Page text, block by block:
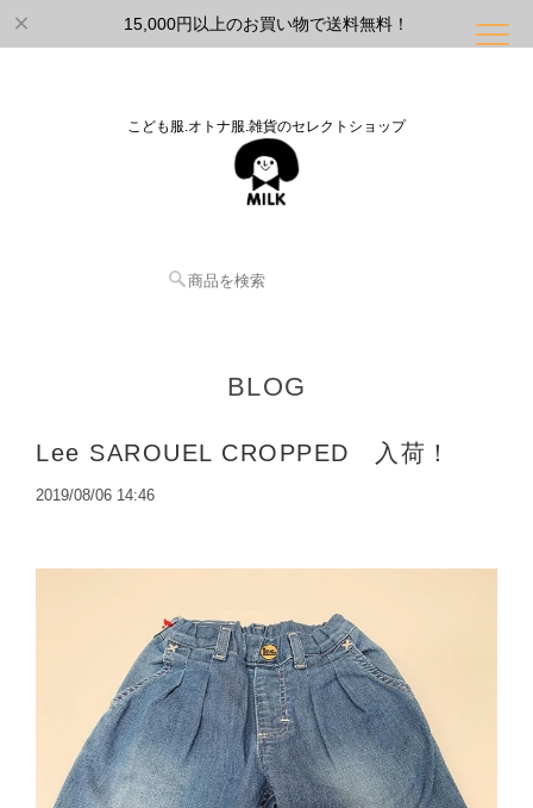
15,000円以上のお買い物で送料無料！
こども服.オトナ服.雑貨のセレクトショップ
BLOG
Lee SAROUEL CROPPED 入荷！
2019/08/06 14:46